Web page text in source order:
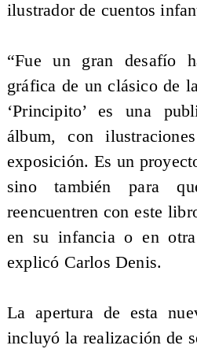
ilustrador de cuentos
“Fue un gran desafío
gráfica de un clásico de
‘Principito’ es una
álbum, con
exposición. Es un
sino también para
reencuentren con este
en su infancia o en
explicó Carlos Denis.
La apertura de esta
incluyó la realización de